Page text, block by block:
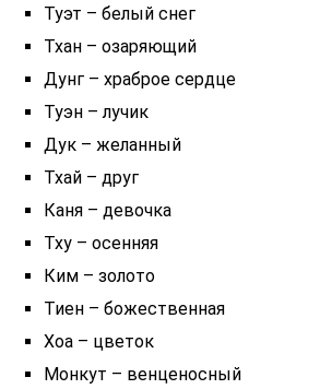
Туэт – белый снег
Тхан – озаряющий
Дунг – храброе сердце
Туэн – лучик
Дук – желанный
Тхай – друг
Каня – девочка
Тху – осенняя
Ким – золото
Тиен – божественная
Хоа – цветок
Монкут – венценосный